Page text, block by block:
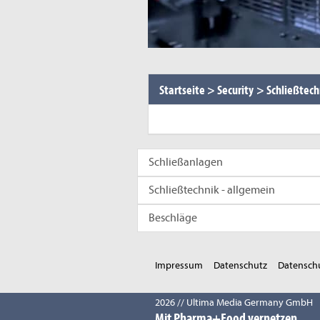
Startseite >Security >
Schließanlagen
Schließtechnik - allgemein
Beschläge
Impressum Datenschutz
2026 // Ultima Media Germany GmbH